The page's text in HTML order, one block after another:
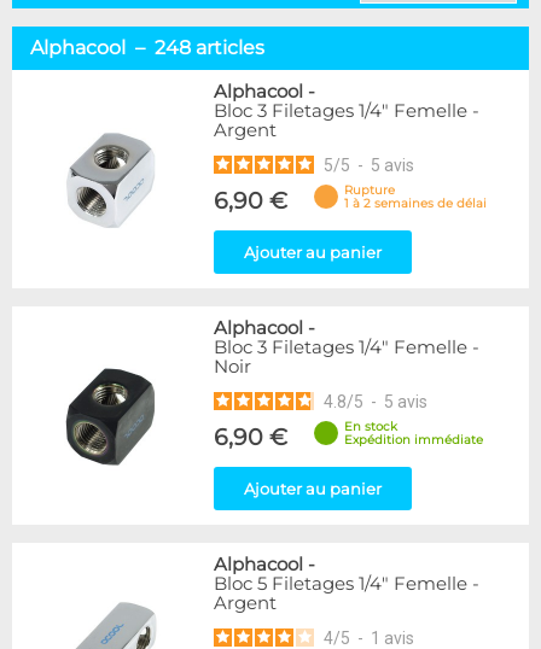
Catégorie
Embouts tuyaux souples
Embouts tubes rigides
110
18
Adaptateurs
338
Marque
Alphacool
52
55
10
142
KooLance
Monsoon
9
Nanoxia
PrimoChill
9
31
216
2
Alphacool – 248 articles
Alphacool -
Bloc 3 Filetages 1/4" Femelle -
Argent
5/5 - 5 avis
6,90 €
Rupture
1 à 2 semaines de délai
Ajouter au panier
Alphacool -
Bloc 3 Filetages 1/4" Femelle -
Noir
4.8/5 - 5 avis
6,90 €
En stock
Expédition immédiate
Ajouter au panier
Alphacool -
Bloc 5 Filetages 1/4" Femelle -
Argent
4/5 - 1 avis